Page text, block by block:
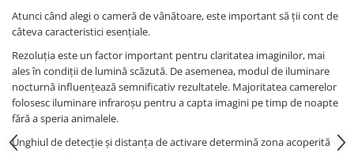
Atunci când alegi o cameră de vânătoare, este important să ții cont de
câteva caracteristici esențiale.
Rezoluția este un factor important pentru claritatea imaginilor, mai
ales în condiții de lumină scăzută. De asemenea, modul de iluminare
nocturnă influențează semnificativ rezultatele. Majoritatea camerelor
folosesc iluminare infraroșu pentru a capta imagini pe timp de noapte
fără a speria animalele.
Unghiul de detecție și distanța de activare determină zona acoperită